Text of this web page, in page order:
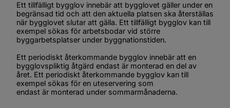
Ett tillfälligt bygglov innebär att bygglovet gäller under en
begränsad tid och att den aktuella platsen ska återställas
när bygglovet slutar att gälla. Ett tillfälligt bygglov kan till
exempel sökas för arbetsbodar vid större
byggarbetsplatser under byggnationstiden.
Ett periodiskt återkommande bygglov innebär att en
bygglovspliktig åtgärd endast är monterad en del av
året. Ett periodiskt återkommande bygglov kan till
exempel sökas för en uteservering som
endast är monterad under sommarmånaderna.